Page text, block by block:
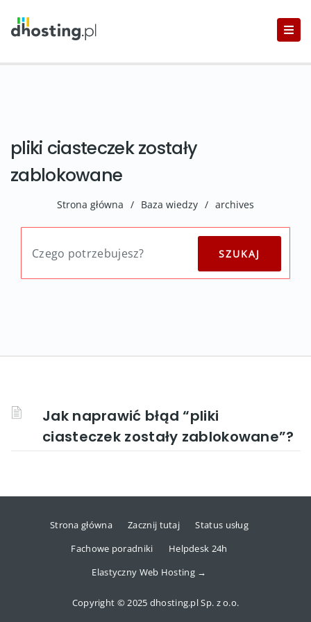
pliki ciasteczek zostały
zablokowane
Strona główna / Baza wiedzy / archives
Jak naprawić błąd “pliki
ciasteczek zostały zablokowane”?
Strona główna Zacznij tutaj
Status usług
Fachowe poradniki
Helpdesk 24h
Elastyczny Web Hosting →
Copyright © 2025 dhosting.pl Sp. z o.o.